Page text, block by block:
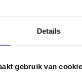
Details
gebruik van
voor
alsoranje versiering
vieren dat je